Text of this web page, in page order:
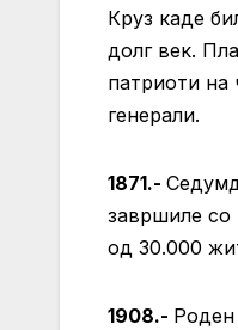
Круз каде
долг век.
патриоти на
генерали.
1871.-
завршиле со
од 30.000
1908.- Роден